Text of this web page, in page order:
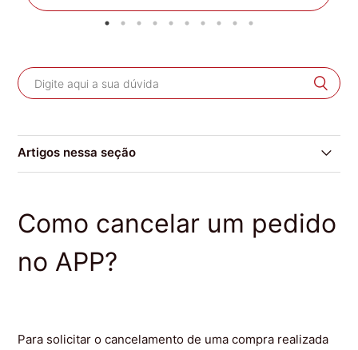
Artigos nessa seção
Quais as funcionalidades do aplicativo da Cinemark?
Posso cancelar meus pedidos de Snack Bar?
Como cancelar um pedido
no APP?
Para solicitar o cancelamento de uma compra realizada